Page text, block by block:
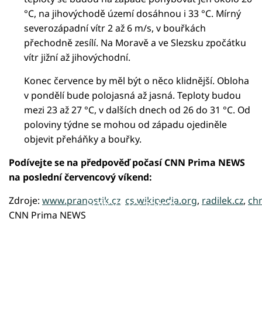
°C, na jihovýchodě území dosáhnou i 33 °C. Mírný
severozápadní vítr 2 až 6 m/s, v bouřkách
přechodně zesílí. Na Moravě a ve Slezsku zpočátku
vítr jižní až jihovýchodní.
Konec července by měl být o něco klidnější. Obloha
v pondělí bude polojasná až jasná. Teploty budou
mezi 23 až 27 °C, v dalších dnech od 26 do 31 °C. Od
poloviny týdne se mohou od západu ojediněle
objevit přeháňky a bouřky.
Podívejte se na předpověď počasí CNN Prima NEWS
na poslední červencový víkend:
Failed to fetch
Zdroje: www.pranostik.cz, cs.wikipedia.org, radilek.cz,
CNN Prima NEWS